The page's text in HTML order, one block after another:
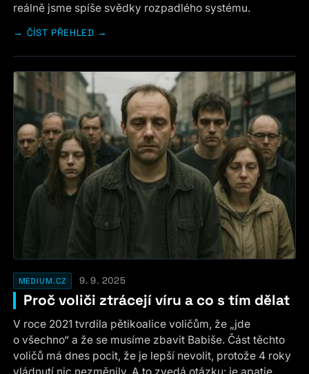
reálně jsme spíše svědky rozpadlého systému.
ČÍST PŘEHLED →
MEDIUM.CZ 9. 9. 2025
Proč voliči ztrácejí víru a co s tím dělat
V roce 2021 tvrdila pětikoalice voličům, že „jde
o všechno“ a že se musíme zbavit Babiše. Část těchto
voličů má dnes pocit, že je lepší nevolit, protože 4 roky